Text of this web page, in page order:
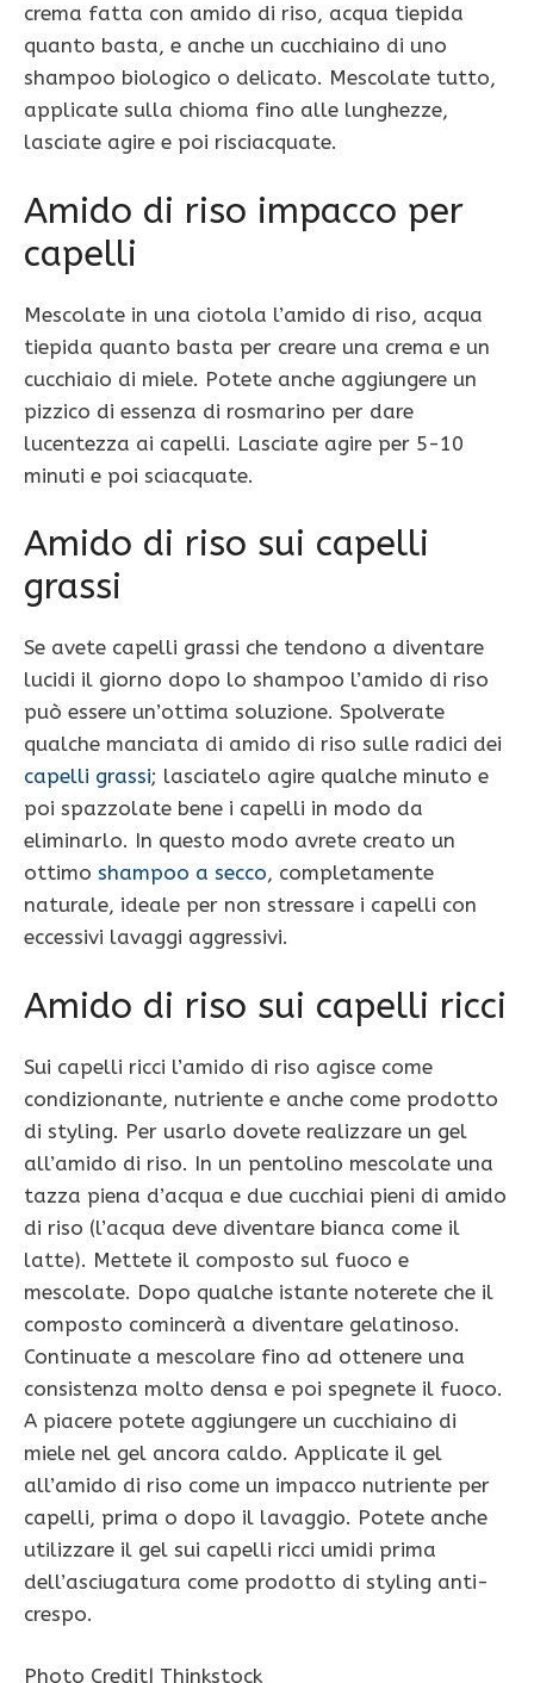
crema fatta con amido di riso, acqua tiepida
quanto basta, e anche un cucchiaino di uno
shampoo biologico o delicato. Mescolate tutto,
applicate sulla chioma fino alle lunghezze,
lasciate agire e poi risciacquate.
Amido di riso impacco per
capelli
Mescolate in una ciotola l’amido di riso, acqua
tiepida quanto basta per creare una crema e un
cucchiaio di miele. Potete anche aggiungere un
pizzico di essenza di rosmarino per dare
lucentezza ai capelli. Lasciate agire per 5-10
minuti e poi sciacquate.
Amido di riso sui capelli
grassi
Se avete capelli grassi che tendono a diventare
lucidi il giorno dopo lo shampoo l’amido di riso
può essere un’ottima soluzione. Spolverate
qualche manciata di amido di riso sulle radici dei
capelli grassi; lasciatelo agire qualche minuto e
poi spazzolate bene i capelli in modo da
eliminarlo. In questo modo avrete creato un
ottimo shampoo a secco, completamente
naturale, ideale per non stressare i capelli con
eccessivi lavaggi aggressivi.
Amido di riso sui capelli ricci
Sui capelli ricci l’amido di riso agisce come
condizionante, nutriente e anche come prodotto
di styling. Per usarlo dovete realizzare un gel
all’amido di riso. In un pentolino mescolate una
tazza piena d’acqua e due cucchiai pieni di amido
di riso (l’acqua deve diventare bianca come il
latte). Mettete il composto sul fuoco e
mescolate. Dopo qualche istante noterete che il
composto comincerà a diventare gelatinoso.
Continuate a mescolare fino ad ottenere una
consistenza molto densa e poi spegnete il fuoco.
A piacere potete aggiungere un cucchiaino di
miele nel gel ancora caldo. Applicate il gel
all’amido di riso come un impacco nutriente per
capelli, prima o dopo il lavaggio. Potete anche
utilizzare il gel sui capelli ricci umidi prima
dell’asciugatura come prodotto di styling anti-
crespo.
Photo Credit| Thinkstock